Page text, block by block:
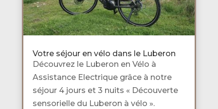
Votre séjour en vélo dans le Luberon
Découvrez le Luberon en Vélo à
Assistance Electrique grâce à notre
séjour 4 jours et 3 nuits « Découverte
sensorielle du Luberon à vélo ».